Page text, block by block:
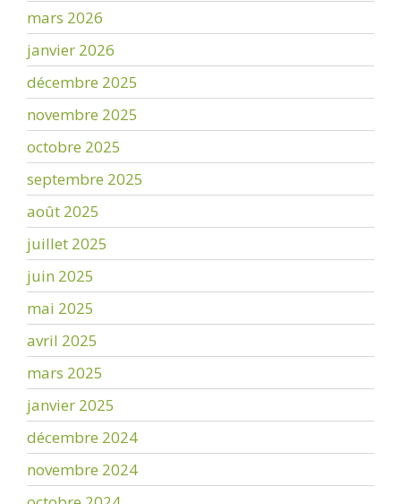
mars 2026
janvier 2026
décembre 2025
novembre 2025
octobre 2025
septembre 2025
août 2025
juillet 2025
juin 2025
mai 2025
avril 2025
mars 2025
janvier 2025
décembre 2024
novembre 2024